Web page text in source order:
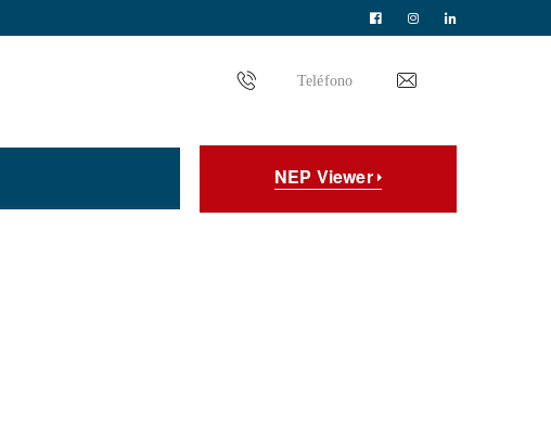
Teléfono
NEP Viewer